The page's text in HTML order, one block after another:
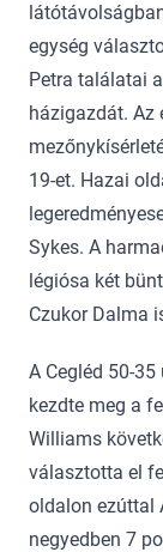
egység
Petra találatai
házigazdát. Az
19-et. Hazai
Sykes. A
légiósa két
Czukor Dalma
A Cegléd 50-
kezdte meg a
Williams
választotta el
oldalon ezúttal
negyedben 7